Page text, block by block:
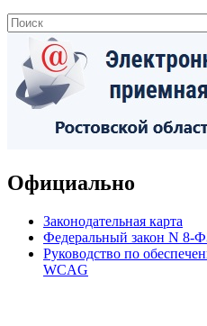
Официально
Законодательная карта
Федеральный закон N 8-
Руководство по
WCAG